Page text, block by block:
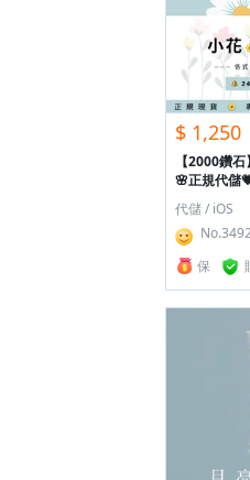
$ 1,250
【2000鑽石】
🌸正規代儲
後➿IOS.安
代儲 / iOS
保